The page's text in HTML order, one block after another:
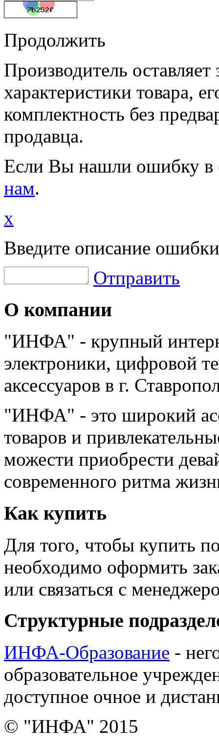
Продолжить
Производитель
характеристики товара,
комплектность без
продавца.
Если Вы нашли ошибку в
нам.
x
Введите описание
Отправить
О компании
"ИНФА" - крупный
электроники, цифровой
аксессуаров в г.
"ИНФА" - это широкий
товаров и
можести приобрести
современного ритма
Как купить
Для того, чтобы купить
необходимо оформить
или связаться с
Структурные
ИНФА-Образование -
образовательное
доступное очное и
© "ИНФА" 2015